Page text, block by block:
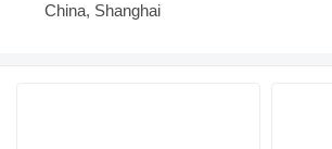
China, Shanghai